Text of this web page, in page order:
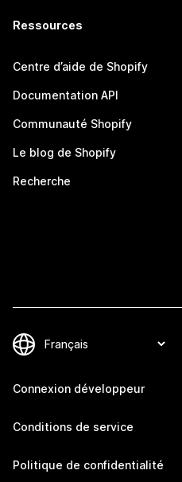
Ressources
Centre d’aide de Shopify
Documentation API
Communauté Shopify
Le blog de Shopify
Recherche
Connexion développeur
Conditions de service
Politique de confidentialité